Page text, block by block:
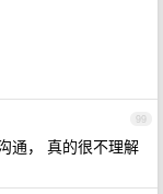
99
通， 真的很不理解